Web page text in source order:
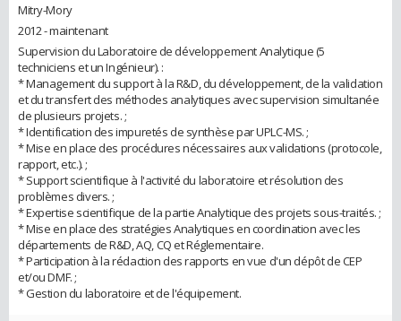
Mitry-Mory
2012 - maintenant
Supervision du Laboratoire de développement Analytique (5
techniciens et un Ingénieur). :
* Management du support à la R&D, du développement, de la validation
et du transfert des méthodes analytiques avec supervision simultanée
de plusieurs projets. ;
* Identification des impuretés de synthèse par UPLC-MS. ;
* Mise en place des procédures nécessaires aux validations (protocole,
rapport, etc.). ;
* Support scientifique à l'activité du laboratoire et résolution des
problèmes divers. ;
* Expertise scientifique de la partie Analytique des projets sous-traités. ;
* Mise en place des stratégies Analytiques en coordination avec les
départements de R&D, AQ, CQ et Réglementaire.
* Participation à la rédaction des rapports en vue d'un dépôt de CEP
et/ou DMF. ;
* Gestion du laboratoire et de l'équipement.